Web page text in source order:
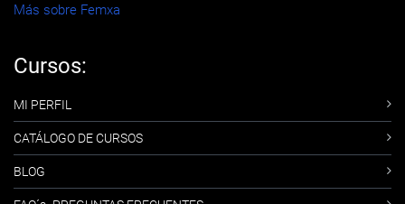
Más sobre Femxa
Cursos:
MI PERFIL
CATÁLOGO DE CURSOS
BLOG